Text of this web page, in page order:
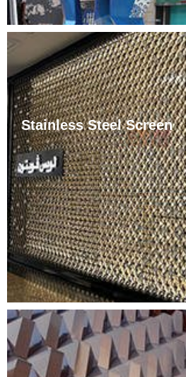
Stainless Steel Screen
လူနေမှုပုံစံများ ပြောင်းလဲလာသည်နှင့်
အတိုင်းအတာသည် လိုက်လျောညီထွေ တိုး
ရင်များ၏ အပြင်အဆင်မှာလည်း
ပေါ်လာသည်။ ယေဘူယျအားဖြင့်ပြောရ
......